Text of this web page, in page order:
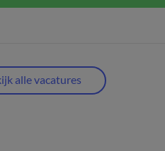
alle vacatures